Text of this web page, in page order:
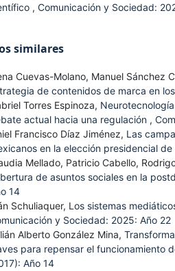
, Comunicación y Sociedad:
similares
Cuevas-Molano, Manuel Sánchez
de contenidos de marca en
Torres Espinoza,
actual hacia una regulación ,
Francisco Díaz Jiménez, Las
en la elección presidencial de
Mellado, Patricio Cabello,
de asuntos sociales en la
14
Schuliaquer, Los sistemas
y Sociedad: 2025: Año 22
Alberto González Mina,
para repensar el funcionamiento
Año 14